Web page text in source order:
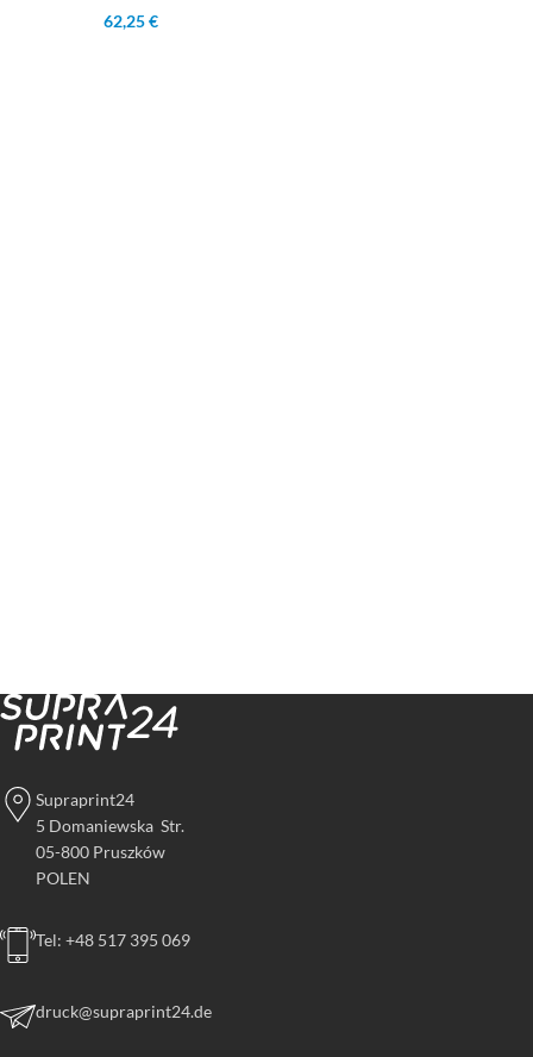
62,25 €
Supraprint24
5 Domaniewska Str.
05-800 Pruszków
POLEN
Tel: +48 517 395 069
druck@supraprint24.de